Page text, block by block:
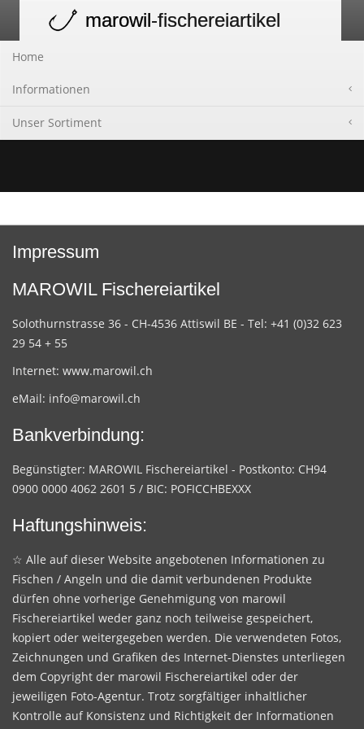
navigation
marowil-fischereiartikel
Home
Informationen
Unser Sortiment
Impressum
MAROWIL Fischereiartikel
Solothurnstrasse 36 - CH-4536 Attiswil BE - Tel: +41 (0)32 623
29 54 + 55
Internet: www.marowil.ch
eMail: info@marowil.ch
Bankverbindung:
Begünstigter: MAROWIL Fischereiartikel - Postkonto: CH94
0900 0000 4062 2601 5 / BIC: POFICCHBEXXX
Haftungshinweis:
☆ Alle auf dieser Website angebotenen Informationen zu
Fischen / Angeln und die damit verbundenen Produkte
dürfen ohne vorherige Genehmigung von marowil
Fischereiartikel weder ganz noch teilweise gespeichert,
kopiert oder weitergegeben werden. Die verwendeten Fotos,
Zeichnungen und Grafiken des Internet-Dienstes unterliegen
dem Copyright der marowil Fischereiartikel oder der
jeweiligen Foto-Agentur. Trotz sorgfältiger inhaltlicher
Kontrolle auf Konsistenz und Richtigkeit der Informationen